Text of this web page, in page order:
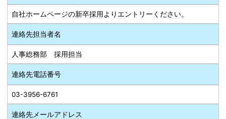
自社ホームページの新卒採用よりエントリーください。
連絡先担当者名
人事総務部 採用担当
連絡先電話番号
03-3956-6761
連絡先メールアドレス